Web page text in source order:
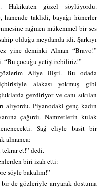
Hakikaten güzel söylüyordu.
hanende taklidi, bayağı hünerler
rağmen mükemmel bir ses
olduğu meydanda idi. Şarkıyı
yine deminki Alman “Bravo!”
“Bu çocuğu yetiştirebiliriz!”
Aliye ilişti. Bu odada
alakası yokmuş gibi
gezdiriyor ve canı sıkılan
alıyordu. Piyanodaki genç kadın
çağırdı. Namzetlerin kulak
Sağ eliyle basit bir
almanca:
et!” dedi.
biri izah etti:
söyle bakalım!”
de gözleriyle arıyarak dostuma